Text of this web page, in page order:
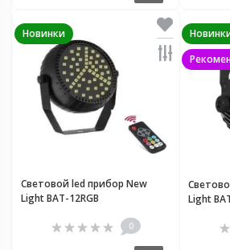
Новинки
Световой led прибор New
Light BAT-12RGB
0
Light